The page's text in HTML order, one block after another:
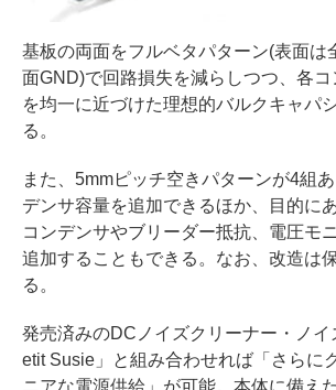
基板の両面をフルベタパターン(表面は
面GND)で回路損失を減らしつつ、各
を均一に近づけた理想的バルクキャパ
る。
また、5mmピッチ空きパターンが4組
デンサ容量を追加できるほか、目的に
コンデンサやブリーダー抵抗、電圧モ
追加することもできる。なお、改造は
る。
発売済みのDCノイズクリーナー・ノイ
etit Susie」と組み合わせれば「さらに
ニアな電源供給」が可能。本体に備え